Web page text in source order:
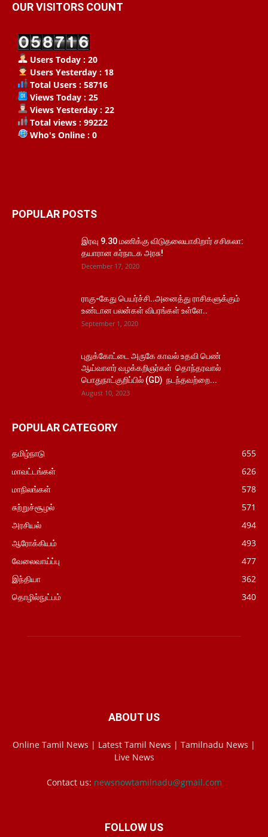
OUR VISITORS COUNT
Users Today : 20
Users Yesterday : 18
Total Users : 58716
Views Today : 25
Views Yesterday : 22
Total views : 99222
Who's Online : 0
POPULAR POSTS
இரவு 9.30 மணிக்கு விடுதலையாகிறார் சசிகலா:
தயாரான கர்நாடக அரசு!
December 17, 2020
ராகு-கேது பெயர்ச்சி..அனைத்து ராசிகளுக்கும்
உண்டான பலன்கள் விபரங்கள் உள்ளே..
September 1, 2020
புதுக்கோட்டை அருகே காவல் உதவி பெண்
ஆய்வாளர் வழக்கறிஞர்கள் தொந்தரவால்
பொதுநாட்குறிப்பில் (GD) நடந்தவற்றை...
August 10, 2023
POPULAR CATEGORY
தமிழ்நாடு
655
மாவட்டங்கள்
626
மாநிலங்கள்
578
சுற்றுச்சூழல்
571
அரசியல்
494
ஆரோக்கியம்
493
வேலைவாய்ப்பு
477
இந்தியா
362
தொழில்நுட்பம்
340
ABOUT US
Online Tamil News | Latest Tamil News | Tamilnadu News |
Live News
Contact us: newsnowtamilnadu@gmail.com
FOLLOW US